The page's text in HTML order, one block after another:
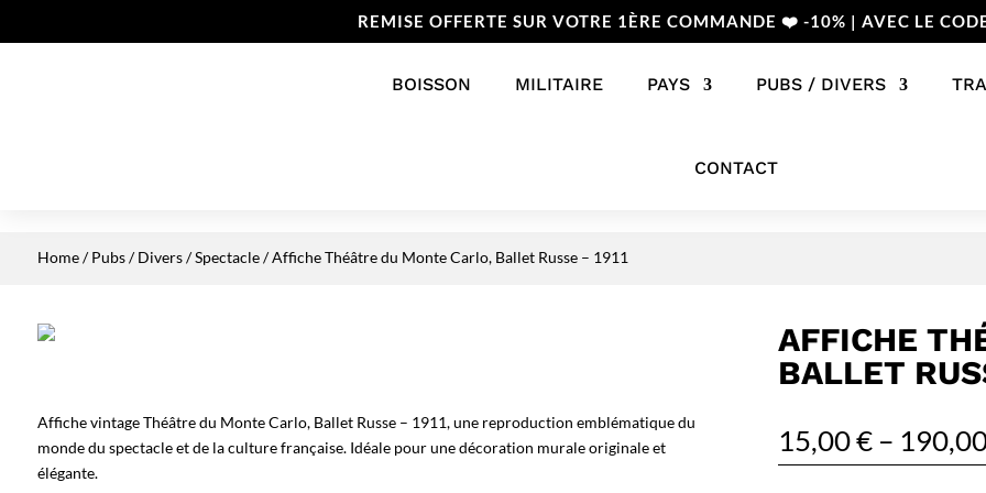
REMISE OFFERTE SUR VOTRE 1ÈRE COMMANDE ❤️ -10% | AVEC LE
BOISSON MILITAIRE PAYS PUBS / DIVERS
CONTACT
Home/Pubs / Divers/Spectacle/ Affiche Théâtre du Monte Carlo, Ballet Russe – 1911
Affiche vintage Théâtre du Monte Carlo, Ballet Russe – 1911, une reproduction emblématique du
monde du spectacle et de la culture française. Idéale pour une décoration murale originale et
élégante.
AFFICHE
BALLET
15,00€ –